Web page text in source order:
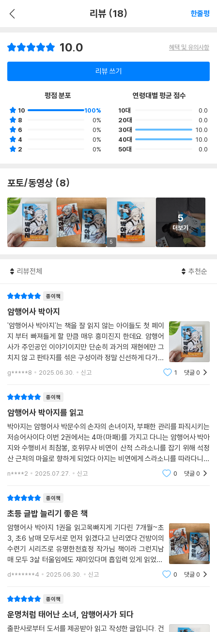
리뷰 (18) 한줄평
10.0 혜택 및 유의사항
리뷰 쓰기
평점 분포
10
100%
8
0%
6
0%
4
0%
2
0%
연령대별 평균 점수
10대
0.0
20대
0.0
30대
10.0
40대
10.0
50대
0.0
포토/동영상 (8)
5
5
더보기
리뷰전체 추천순
종이책
암행어사 박아지
'암행어사 박아지'는 책을 잘 읽지 않는 아이들도 첫 페이
지 부터 빠져들게 할 만큼 매우 흥미진지 한데요. 암행어
사가 주인공인 이야기이지만 단순히 과거의 재현에만 그
치지 않 고 판타지를 섞은 구성이라 정말 신선하게 다가옵
니다.무엇보다 주인공 박아지가 여자라는 점이 특히 눈에
띕니 다. 기존의 사극 콘텐츠가 대체로 남성 중심적이었다
g*****8 2025.06.30. 신고 1 댓글0
종이책
암행어사 박아지를 읽고
박아지는 암행어사 박문수의 손자의 손녀이자, 부패한 관리를 파직시키는
저승어사이다.이번 2권에서는 4마(마패)를 가지고 다니는 암행어사 박아
지와 수행비서 최참봉, 호위무사 비연이 산적 스라소니를 잡기 위해 석정
산 근처의 마을로 향하게 되었다.아지는 비연에게 스라소니를 따라다니라
고 명령을 내리게 되었고, 어떤 이유로 지방 원님에게 암행어사라는 것을
n****2 2025.07.27. 신고 0 댓글0
종이책
초등 글밥 늘리기 좋은 책
암행어사 박아지 1권을 읽고목빠지게 기다린 7개월~초
3, 초6 남매 모두서로 먼저 읽겠다고 난리였다.건방이의
수련기 시리즈로 유명한천효정 작가님 책이라 그런지남
매 모두 3살 터울임에도 재미있다며 흡입력 있게 읽었다.
1권에서는 두 가지 에피소드로 모험이 더 위주였다면이번
d*******4 2025.06.30. 신고 0 댓글0
종이책
운명처럼 태어난 소녀, 암행어사가 되다
출판사로부터 도서를 제공받아 읽고 작성한 글입니다. 건